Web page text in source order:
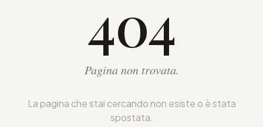
404
Pagina non trovata.
La pagina che stai cercando non esiste o è stata
spostata.